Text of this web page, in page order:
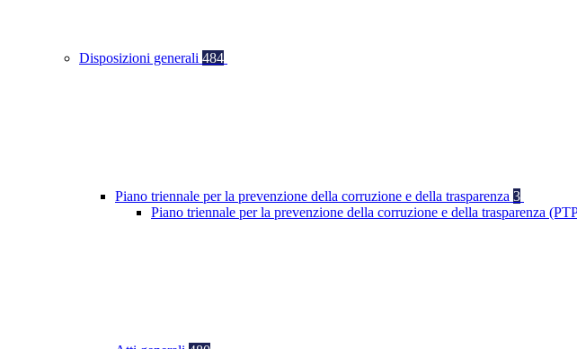
Disposizioni generali 484
Piano triennale per la prevenzione della corruzione e della trasparenza 3
Piano triennale per la prevenzione della corruzione e della trasparenza